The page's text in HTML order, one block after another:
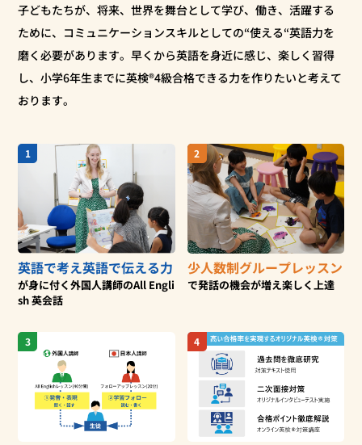
子どもたちが、将来、世界を舞台として学び、働き、活躍する
ために、コミュニケーションスキルとしての“使える“英語力を
磨く必要があります。早くから英語を身近に感じ、楽しく習得
し、小学6年生までに英検®4級合格できる力を作りたいと考えて
おります。
1
英語で考え英語で伝える力
が身に付く外国人講師のAll Engli
sh 英会話
2
少人数制グループレッスン
で発話の機会が増え楽しく上達
3 4